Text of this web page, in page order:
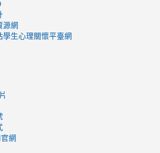
源網
學生心理關懷平臺網
網